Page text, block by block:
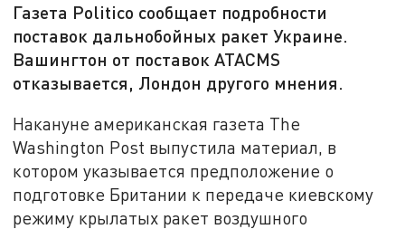
Газета Politico сообщает подробности
поставок дальнобойных ракет Украине.
Вашингтон от поставок ATACMS
отказывается, Лондон другого мнения.
Накануне американская газета The
Washington Post выпустила материал, в
котором указывается предположение о
подготовке Британии к передаче киевскому
режиму крылатых ракет воздушного